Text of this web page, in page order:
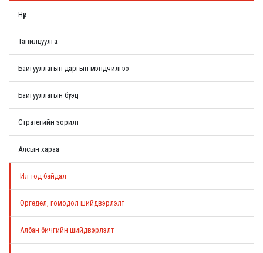
Нүүр
Танилцуулга
Байгууллагын даргын мэндчилгээ
Байгууллагын бүтэц
Стратегийн зорилт
Алсын хараа
Ил тод байдал
Өргөдөл, гомодол шийдвэрлэлт
Албан бичгийн шийдвэрлэлт